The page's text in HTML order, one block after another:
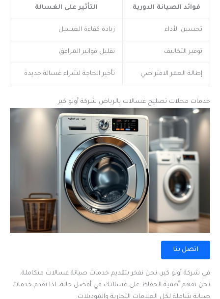
فوائد الصيانة الدورية التأثير على الغسالة
تحسين الأداء زيادة كفاءة الغسيل
توفير التكاليف تقليل فواتير المرافق
إطالة العمر الافتراضي تأخير الحاجة لشراء غسالة جديدة
خدمات محلات تصليح غسالات بالرياض شركة أوتو كير
اتصل بنا
في شركة أوتو كير، نحن نفخر بتقديم خدمات صيانة غسالات متكاملة.
نحن نفهم أهمية الحفاظ على غسالتك في أفضل حالة، لذا نقدم خدمات
صيانة شاملة لكل العلامات التجارية والموديلات.